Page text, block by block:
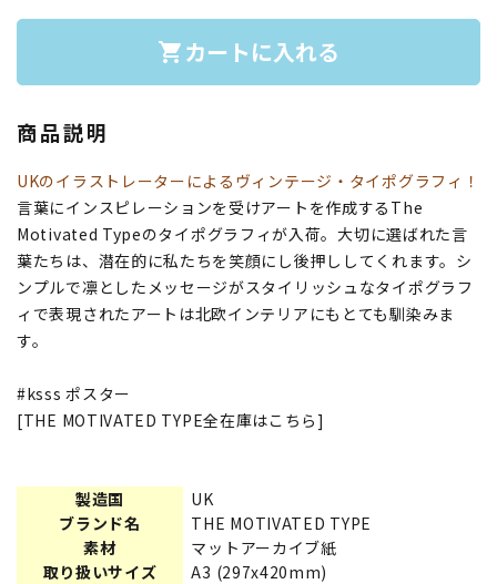
shopping_cart カートに入れる
商品説明
UKのイラストレーターによるヴィンテージ・タイポグラフィ！
言葉にインスピレーションを受けアートを作成するThe
Motivated Typeのタイポグラフィが入荷。大切に選ばれた言
葉たちは、潜在的に私たちを笑顔にし後押ししてくれます。シ
ンプルで凛としたメッセージがスタイリッシュなタイポグラフ
ィで表現されたアートは北欧インテリアにもとても馴染みま
す。
#ksss ポスター
[THE MOTIVATED TYPE全在庫はこちら]
製造国
UK
ブランド名
THE MOTIVATED TYPE
素材
マットアーカイブ紙
取り扱いサイズ
A3 (297x420mm)